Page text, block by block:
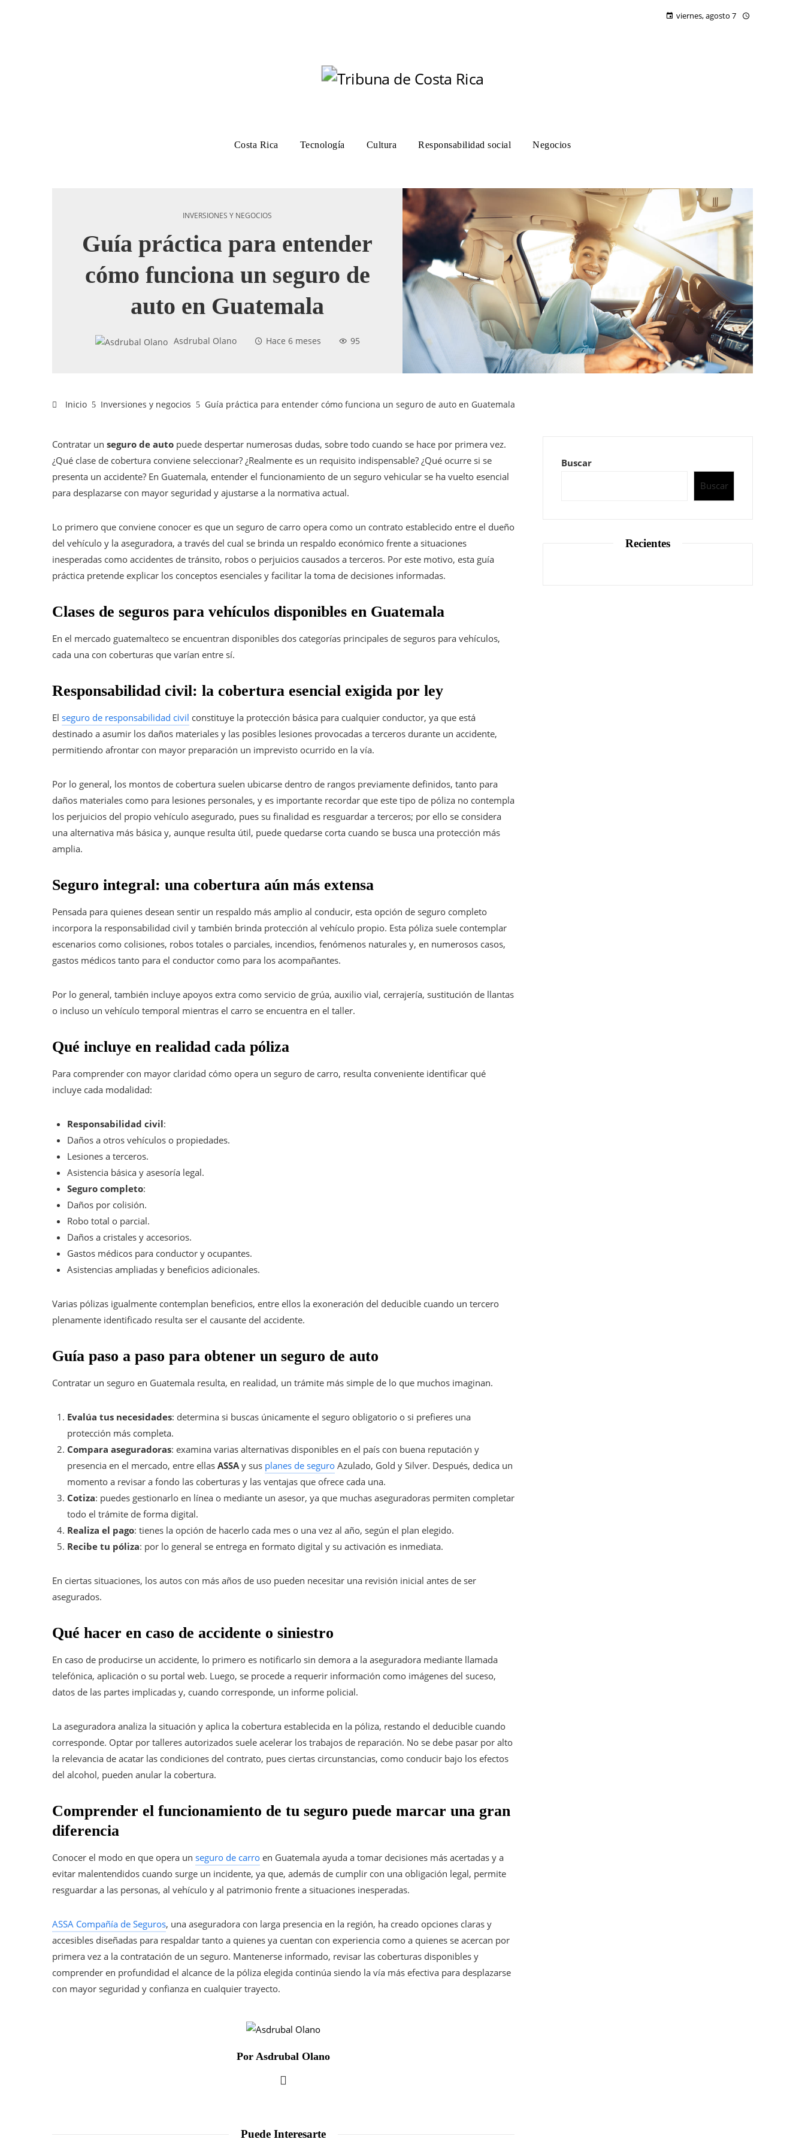
viernes, agosto 7
Costa Rica Tecnología Cultura Responsabilidad social Negocios
INVERSIONES Y NEGOCIOS
Guía práctica para entender
cómo funciona un seguro de
auto en Guatemala
Asdrubal Olano Hace 6 meses 95
Inicio Inversiones y negocios Guía práctica para entender cómo funciona un seguro de auto en Guatemala
Contratar un seguro de auto puede despertar numerosas dudas, sobre todo cuando se hace por primera vez.
¿Qué clase de cobertura conviene seleccionar? ¿Realmente es un requisito indispensable? ¿Qué ocurre si se
presenta un accidente? En Guatemala, entender el funcionamiento de un seguro vehicular se ha vuelto esencial
para desplazarse con mayor seguridad y ajustarse a la normativa actual.
Lo primero que conviene conocer es que un seguro de carro opera como un contrato establecido entre el dueño
del vehículo y la aseguradora, a través del cual se brinda un respaldo económico frente a situaciones
inesperadas como accidentes de tránsito, robos o perjuicios causados a terceros. Por este motivo, esta guía
práctica pretende explicar los conceptos esenciales y facilitar la toma de decisiones informadas.
Clases de seguros para vehículos disponibles en Guatemala
En el mercado guatemalteco se encuentran disponibles dos categorías principales de seguros para vehículos,
cada una con coberturas que varían entre sí.
Responsabilidad civil: la cobertura esencial exigida por ley
El seguro de responsabilidad civil constituye la protección básica para cualquier conductor, ya que está
destinado a asumir los daños materiales y las posibles lesiones provocadas a terceros durante un accidente,
permitiendo afrontar con mayor preparación un imprevisto ocurrido en la vía.
Por lo general, los montos de cobertura suelen ubicarse dentro de rangos previamente definidos, tanto para
daños materiales como para lesiones personales, y es importante recordar que este tipo de póliza no contempla
los perjuicios del propio vehículo asegurado, pues su finalidad es resguardar a terceros; por ello se considera
una alternativa más básica y, aunque resulta útil, puede quedarse corta cuando se busca una protección más
amplia.
Seguro integral: una cobertura aún más extensa
Pensada para quienes desean sentir un respaldo más amplio al conducir, esta opción de seguro completo
incorpora la responsabilidad civil y también brinda protección al vehículo propio. Esta póliza suele contemplar
escenarios como colisiones, robos totales o parciales, incendios, fenómenos naturales y, en numerosos casos,
gastos médicos tanto para el conductor como para los acompañantes.
Por lo general, también incluye apoyos extra como servicio de grúa, auxilio vial, cerrajería, sustitución de llantas
o incluso un vehículo temporal mientras el carro se encuentra en el taller.
Qué incluye en realidad cada póliza
Para comprender con mayor claridad cómo opera un seguro de carro, resulta conveniente identificar qué
incluye cada modalidad:
Responsabilidad civil:
Daños a otros vehículos o propiedades.
Lesiones a terceros.
Asistencia básica y asesoría legal.
Seguro completo:
Daños por colisión.
Robo total o parcial.
Daños a cristales y accesorios.
Gastos médicos para conductor y ocupantes.
Asistencias ampliadas y beneficios adicionales.
Varias pólizas igualmente contemplan beneficios, entre ellos la exoneración del deducible cuando un tercero
plenamente identificado resulta ser el causante del accidente.
Guía paso a paso para obtener un seguro de auto
Contratar un seguro en Guatemala resulta, en realidad, un trámite más simple de lo que muchos imaginan.
Evalúa tus necesidades: determina si buscas únicamente el seguro obligatorio o si prefieres una
protección más completa.
Compara aseguradoras: examina varias alternativas disponibles en el país con buena reputación y
presencia en el mercado, entre ellas ASSA y sus planes de seguro Azulado, Gold y Silver. Después, dedica un
momento a revisar a fondo las coberturas y las ventajas que ofrece cada una.
Cotiza: puedes gestionarlo en línea o mediante un asesor, ya que muchas aseguradoras permiten completar
todo el trámite de forma digital.
Realiza el pago: tienes la opción de hacerlo cada mes o una vez al año, según el plan elegido.
Recibe tu póliza: por lo general se entrega en formato digital y su activación es inmediata.
En ciertas situaciones, los autos con más años de uso pueden necesitar una revisión inicial antes de ser
asegurados.
Qué hacer en caso de accidente o siniestro
En caso de producirse un accidente, lo primero es notificarlo sin demora a la aseguradora mediante llamada
telefónica, aplicación o su portal web. Luego, se procede a requerir información como imágenes del suceso,
datos de las partes implicadas y, cuando corresponde, un informe policial.
La aseguradora analiza la situación y aplica la cobertura establecida en la póliza, restando el deducible cuando
corresponde. Optar por talleres autorizados suele acelerar los trabajos de reparación. No se debe pasar por alto
la relevancia de acatar las condiciones del contrato, pues ciertas circunstancias, como conducir bajo los efectos
del alcohol, pueden anular la cobertura.
Comprender el funcionamiento de tu seguro puede marcar una gran
diferencia
Conocer el modo en que opera un seguro de carro en Guatemala ayuda a tomar decisiones más acertadas y a
evitar malentendidos cuando surge un incidente, ya que, además de cumplir con una obligación legal, permite
resguardar a las personas, al vehículo y al patrimonio frente a situaciones inesperadas.
ASSA Compañía de Seguros, una aseguradora con larga presencia en la región, ha creado opciones claras y
accesibles diseñadas para respaldar tanto a quienes ya cuentan con experiencia como a quienes se acercan por
primera vez a la contratación de un seguro. Mantenerse informado, revisar las coberturas disponibles y
comprender en profundidad el alcance de la póliza elegida continúa siendo la vía más efectiva para desplazarse
con mayor seguridad y confianza en cualquier trayecto.
Por Asdrubal Olano
Puede Interesarte
Buscar
Buscar
Recientes